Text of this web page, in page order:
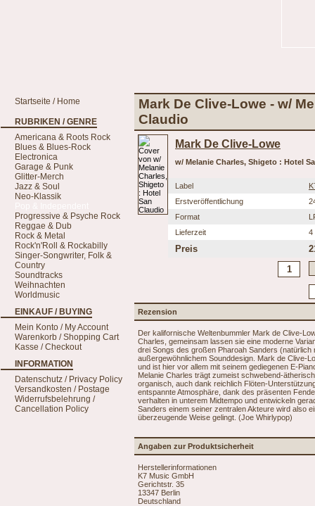
Startseite / Home
RUBRIKEN / GENRE
Americana & Roots Rock
Blues & Blues-Rock
Electronica
Garage & Punk
Glitter-Merch
Jazz & Soul
Neo-Klassik
Progressive & Psyche Rock
Reggae & Dub
Rock & Metal
Rock'n'Roll & Rockabilly
Singer-Songwriter, Folk &
Country
Soundtracks
Weihnachten
Worldmusic
EINKAUF / BUYING
Mein Konto / My Account
Warenkorb / Shopping Cart
Kasse / Checkout
INFORMATION
Datenschutz / Privacy Policy
Versandkosten / Postage
Widerrufsbelehrung /
Cancellation Policy
Mark De Clive-Lowe - w/
Claudio
Mark De Clive-Lowe
w/ Melanie Charles, Shigeto : Hotel
Label
Erstveröffentlichung
Format
Lieferzeit
4
Preis
Rezension
Der kalifornische Weltenbummler Mark de Clive-
Charles, gemeinsam lassen sie eine moderne
drei Songs des großen Pharoah Sanders (natürlich
außergewöhnlichem Sounddesign. Mark de Clive-
und ist hier vor allem mit seinem gediegenen E-
Melanie Charles trägt zumeist schwebend-
organisch, auch dank reichlich Flöten-
entspannte Atmosphäre, dank des präsenten
verhalten in unterem Midtempo und entwickeln
Sanders einem seiner zentralen Akteure wird also
überzeugende Weise gelingt. (Joe Whirlypop)
Angaben zur Produktsicherheit
Herstellerinformationen
K7 Music GmbH
Gerichtstr. 35
13347 Berlin
Deutschland